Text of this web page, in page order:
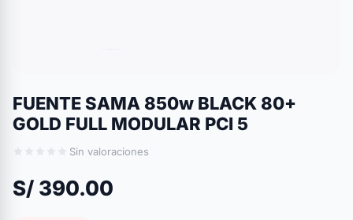
FUENTE SAMA 850w BLACK 80+
GOLD FULL MODULAR PCI 5
Sin valoraciones
S/ 390.00